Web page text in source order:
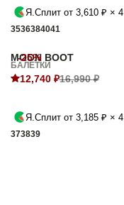
Я.Сплит от 3,610 ₽ × 4
3536384041
-25%
MOON BOOT
БАЛЕТКИ
12,740 ₽16,990 ₽
Я.Сплит от 3,185 ₽ × 4
373839